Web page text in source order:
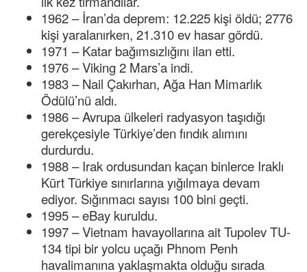
1962 – İran’da deprem: 12.225 kişi öldü; 2776
kişi yaralanırken, 21.310 ev hasar gördü.
1971 – Katar bağımsızlığını ilan etti.
1976 – Viking 2 Mars’a indi.
1983 – Nail Çakırhan, Ağa Han Mimarlık
Ödülü’nü aldı.
1986 – Avrupa ülkeleri radyasyon taşıdığı
gerekçesiyle Türkiye’den fındık alımını
durdurdu.
1988 – Irak ordusundan kaçan binlerce Iraklı
Kürt Türkiye sınırlarına yığılmaya devam
ediyor. Sığınmacı sayısı 100 bini geçti.
1995 – eBay kuruldu.
1997 – Vietnam havayollarına ait Tupolev TU-
134 tipi bir yolcu uçağı Phnom Penh
havalimanına yaklaşmakta olduğu sırada